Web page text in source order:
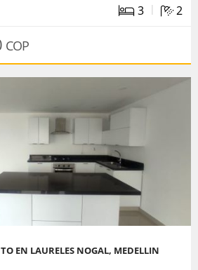
3 | 2
COP
EN LAURELES NOGAL, MEDELLIN